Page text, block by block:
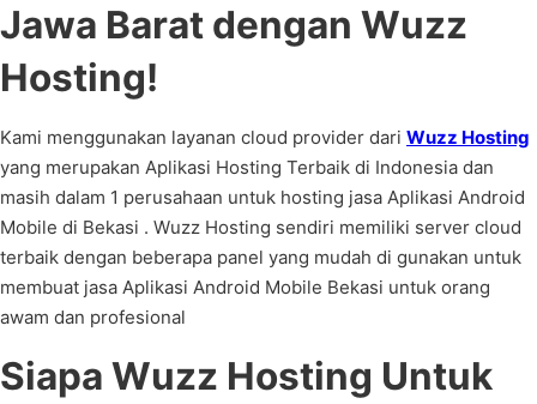
Jawa Barat dengan Wuzz
Hosting!
Kami menggunakan layanan cloud provider dari Wuzz Hosting
yang merupakan Aplikasi Hosting Terbaik di Indonesia dan
masih dalam 1 perusahaan untuk hosting jasa Aplikasi Android
Mobile di Bekasi . Wuzz Hosting sendiri memiliki server cloud
terbaik dengan beberapa panel yang mudah di gunakan untuk
membuat jasa Aplikasi Android Mobile Bekasi untuk orang
awam dan profesional
Siapa Wuzz Hosting Untuk